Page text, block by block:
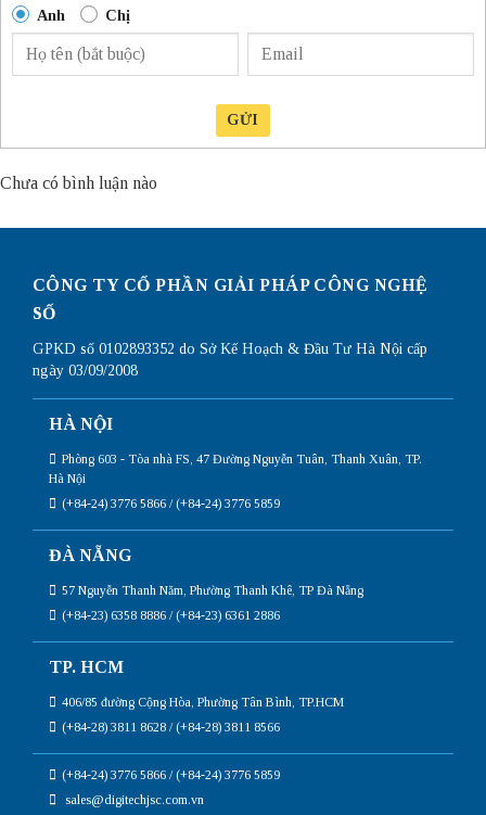
Anh Chị
GỬI
Chưa có bình luận nào
CÔNG TY CỔ PHẦN GIẢI PHÁP CÔNG NGHỆ
SỐ
GPKD số 0102893352 do Sở Kế Hoạch & Đầu Tư Hà Nội cấp
ngày 03/09/2008
HÀ NỘI
Phòng 603 - Tòa nhà FS, 47 Đường Nguyễn Tuân, Thanh Xuân, TP.
Hà Nội
(+84-24) 3776 5866 / (+84-24) 3776 5859
ĐÀ NẴNG
57 Nguyễn Thanh Năm, Phường Thanh Khê, TP Đà Nẵng
(+84-23) 6358 8886 / (+84-23) 6361 2886
TP. HCM
406/85 đường Cộng Hòa, Phường Tân Bình, TP.HCM
(+84-28) 3811 8628 / (+84-28) 3811 8566
(+84-24) 3776 5866 / (+84-24) 3776 5859
sales@digitechjsc.com.vn